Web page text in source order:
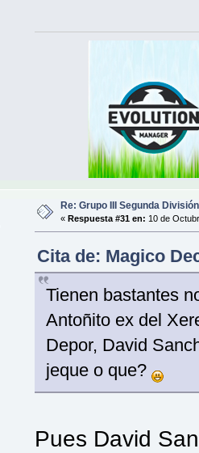
Re: Grupo III Segunda
«Respuesta #31 en: 10 de
Cita de: Magico
Tienen bastantes
Antoñito ex del
Depor, David
jeque o que?
Pues David